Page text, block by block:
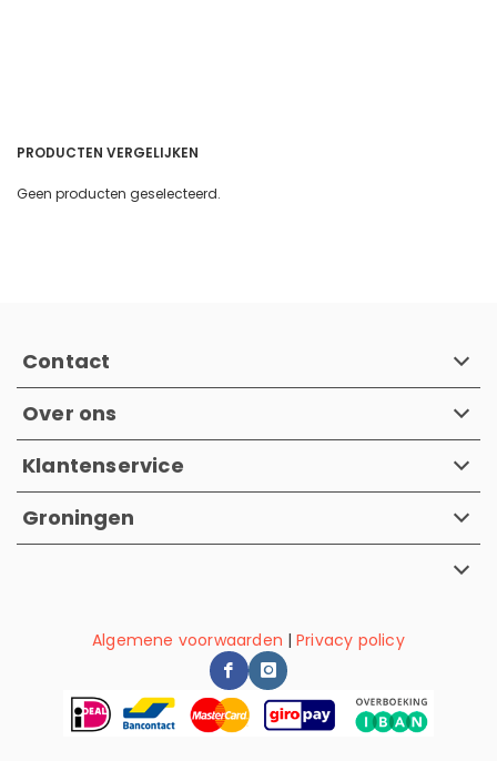
PRODUCTEN VERGELIJKEN
Geen producten geselecteerd.
Contact
Over ons
Klantenservice
Groningen
Algemene voorwaarden |Privacy policy